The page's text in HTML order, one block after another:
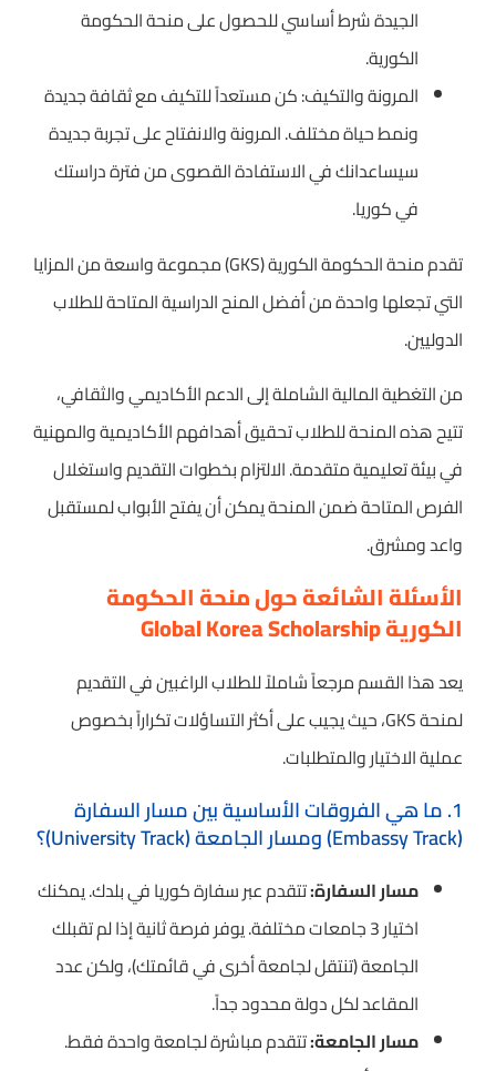
الجيدة شرط أساسي للحصول على منحة الحكومة
الكورية.
المرونة والتكيف: كن مستعداً للتكيف مع ثقافة جديدة
ونمط حياة مختلف. المرونة والانفتاح على تجربة جديدة
سيساعدانك في الاستفادة القصوى من فترة دراستك
في كوريا.
تقدم منحة الحكومة الكورية (GKS) مجموعة واسعة من المزايا
التي تجعلها واحدة من أفضل المنح الدراسية المتاحة للطلاب
الدوليين.
من التغطية المالية الشاملة إلى الدعم الأكاديمي والثقافي،
تتيح هذه المنحة للطلاب تحقيق أهدافهم الأكاديمية والمهنية
في بيئة تعليمية متقدمة. الالتزام بخطوات التقديم واستغلال
الفرص المتاحة ضمن المنحة يمكن أن يفتح الأبواب لمستقبل
واعد ومشرق.
الأسئلة الشائعة حول منحة الحكومة
الكورية Global Korea Scholarship
يعد هذا القسم مرجعاً شاملاً للطلاب الراغبين في التقديم
لمنحة GKS، حيث يجيب على أكثر التساؤلات تكراراً بخصوص
عملية الاختيار والمتطلبات.
1. ما هي الفروقات الأساسية بين مسار السفارة
(Embassy Track) ومسار الجامعة (University Track)؟
مسار السفارة:تتقدم عبر سفارة كوريا في بلدك. يمكنك
اختيار 3 جامعات مختلفة. يوفر فرصة ثانية إذا لم تقبلك
الجامعة (تنتقل لجامعة أخرى في قائمتك)، ولكن عدد
المقاعد لكل دولة محدود جداً.
مسار الجامعة:تتقدم مباشرة لجامعة واحدة فقط.